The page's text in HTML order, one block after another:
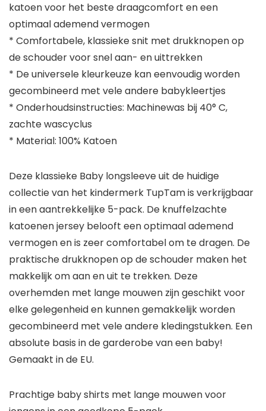
katoen voor het beste draagcomfort en een
optimaal ademend vermogen
* Comfortabele, klassieke snit met drukknopen op
de schouder voor snel aan- en uittrekken
* De universele kleurkeuze kan eenvoudig worden
gecombineerd met vele andere babykleertjes
* Onderhoudsinstructies: Machinewas bij 40° C,
zachte wascyclus
* Material: 100% Katoen
Deze klassieke Baby longsleeve uit de huidige
collectie van het kindermerk TupTam is verkrijgbaar
in een aantrekkelijke 5-pack. De knuffelzachte
katoenen jersey belooft een optimaal ademend
vermogen en is zeer comfortabel om te dragen. De
praktische drukknopen op de schouder maken het
makkelijk om aan en uit te trekken. Deze
overhemden met lange mouwen zijn geschikt voor
elke gelegenheid en kunnen gemakkelijk worden
gecombineerd met vele andere kledingstukken. Een
absolute basis in de garderobe van een baby!
Gemaakt in de EU.
Prachtige baby shirts met lange mouwen voor